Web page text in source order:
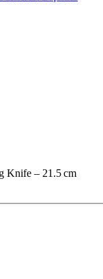
Knife – 21.5 cm